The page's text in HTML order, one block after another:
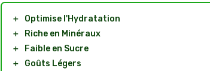
＋
Optimise l'Hydratation
＋
Riche en Minéraux
＋
Faible en Sucre
＋
Goûts Légers